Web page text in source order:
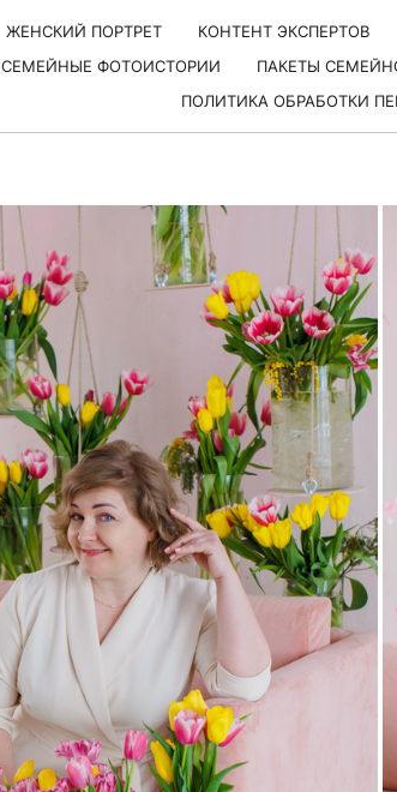
ЖЕНСКИЙ ПОРТРЕТ КОНТЕНТ ЭКСПЕРТОВ
СЕМЕЙНЫЕ ФОТОИСТОРИИ
ПАКЕТЫ
ПОЛИТИКА ОБРАБОТКИ